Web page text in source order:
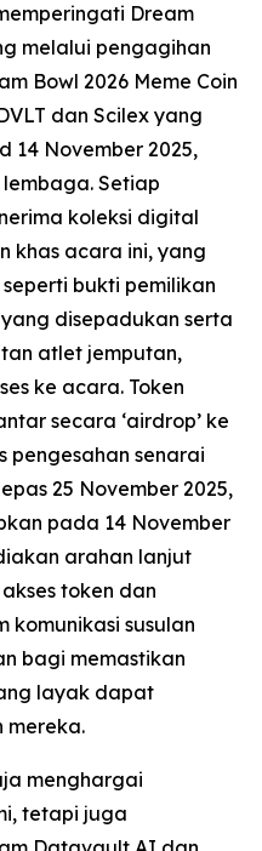
Dream
melalui pengagihan
Bowl 2026 Meme Coin
dan Scilex yang
14 November 2025,
Setiap
koleksi digital
khas acara ini, yang
bukti pemilikan
disepadukan serta
atlet jemputan,
ke acara. Token
secara ‘airdrop’ ke
pengesahan senarai
25 November 2025,
pada 14 November
arahan lanjut
token dan
komunikasi susulan
bagi memastikan
layak dapat
mereka.
menghargai
tetapi juga